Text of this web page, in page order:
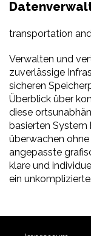
transportation
Verwalten und
zuverlässige
sicheren
Überblick über
diese
basierten System
überwachen
angepasste
klare und
ein